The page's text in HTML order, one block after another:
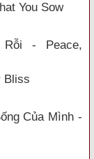
You Sow
- Peace,
Bliss
Của Mình -